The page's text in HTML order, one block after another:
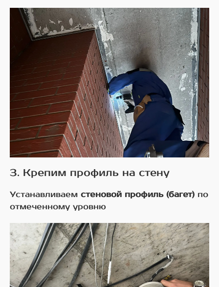
3. Крепим профиль на стену
Устанавливаем стеновой профиль (багет) по
отмеченному уровню